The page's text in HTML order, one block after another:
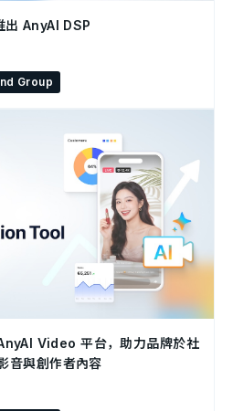
AnyAI DSP
Group
Video 平台，助力品牌於社
音與創作者內容